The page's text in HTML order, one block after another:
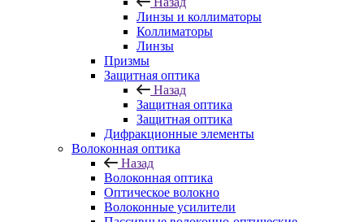
Линзы и коллиматоры
Коллиматоры
Линзы
Призмы
Защитная оптика
Назад
Защитная оптика
Защитная оптика
Дифракционные элементы
Волоконная оптика
Назад
Волоконная оптика
Оптическое волокно
Волоконные усилители